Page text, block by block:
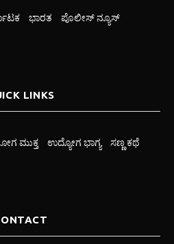
ಭಾರತ
ಪೊಲೀಸ್ ನ್ಯೂಸ್
LINKS
ಮುಕ್ತ ಉದ್ಯೋಗ ಭಾಗ್ಯ
ಸಣ್ಣ ಕಥೆ